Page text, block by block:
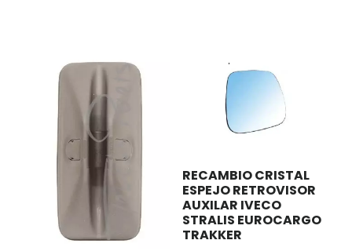
RECAMBIO CRISTAL
ESPEJO RETROVISOR
AUXILAR IVECO
STRALIS EUROCARGO
TRAKKER